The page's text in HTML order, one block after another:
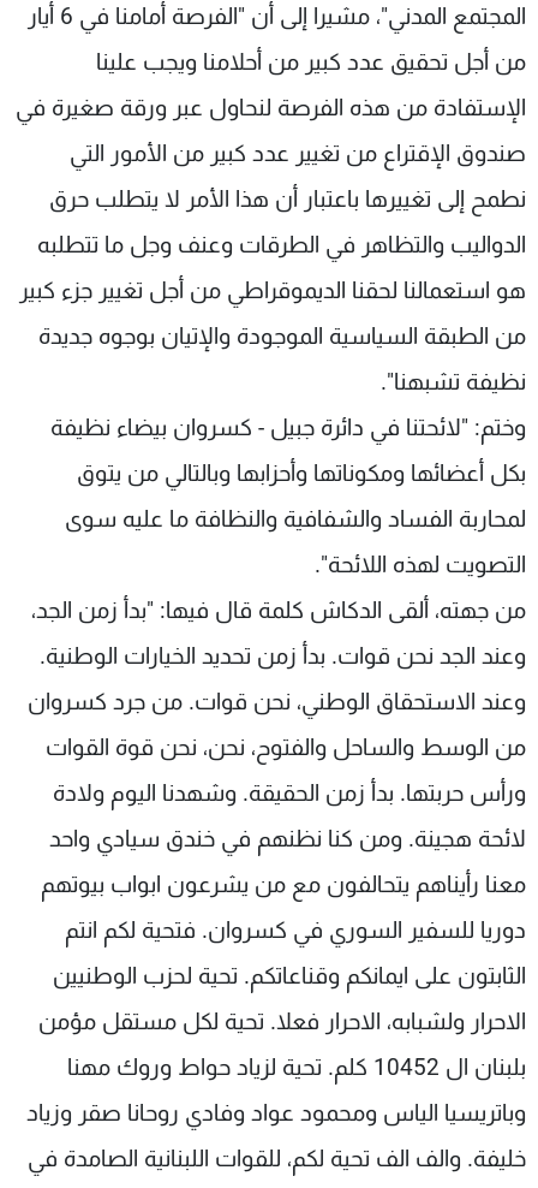
المجتمع المدني"، مشيرا إلى أن "الفرصة أمامنا في 6 أيار
من أجل تحقيق عدد كبير من أحلامنا ويجب علينا
الإستفادة من هذه الفرصة لنحاول عبر ورقة صغيرة في
صندوق الإقتراع من تغيير عدد كبير من الأمور التي
نطمح إلى تغييرها باعتبار أن هذا الأمر لا يتطلب حرق
الدواليب والتظاهر في الطرقات وعنف وجل ما تتطلبه
هو استعمالنا لحقنا الديموقراطي من أجل تغيير جزء كبير
من الطبقة السياسية الموجودة والإتيان بوجوه جديدة
نظيفة تشبهنا".
وختم: "لائحتنا في دائرة جبيل - كسروان بيضاء نظيفة
بكل أعضائها ومكوناتها وأحزابها وبالتالي من يتوق
لمحاربة الفساد والشفافية والنظافة ما عليه سوى
التصويت لهذه اللائحة".
من جهته، ألقى الدكاش كلمة قال فيها: "بدأ زمن الجد،
وعند الجد نحن قوات. بدأ زمن تحديد الخيارات الوطنية.
وعند الاستحقاق الوطني، نحن قوات. من جرد كسروان
من الوسط والساحل والفتوح، نحن، نحن قوة القوات
ورأس حربتها. بدأ زمن الحقيقة. وشهدنا اليوم ولادة
لائحة هجينة. ومن كنا نظنهم في خندق سيادي واحد
معنا رأيناهم يتحالفون مع من يشرعون ابواب بيوتهم
دوريا للسفير السوري في كسروان. فتحية لكم انتم
الثابتون على ايمانكم وقناعاتكم. تحية لحزب الوطنيين
الاحرار ولشبابه، الاحرار فعلا. تحية لكل مستقل مؤمن
بلبنان ال 10452 كلم. تحية لزياد حواط وروك مهنا
وباتريسيا الياس ومحمود عواد وفادي روحانا صقر وزياد
خليفة. والف الف تحية لكم، للقوات اللبنانية الصامدة في